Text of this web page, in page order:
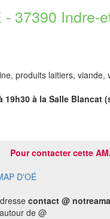
37390 Indre-
produits laitiers,
à la Salle Blancat
Pour contacter cette
D'OÉ
contact @
de @